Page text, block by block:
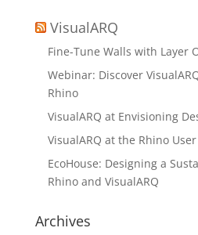
VisualARQ
Fine-Tune Walls with Layer
Webinar: Discover
Rhino
VisualARQ at Envisioning
VisualARQ at the Rhino
EcoHouse: Designing a
Rhino and VisualARQ
Archives